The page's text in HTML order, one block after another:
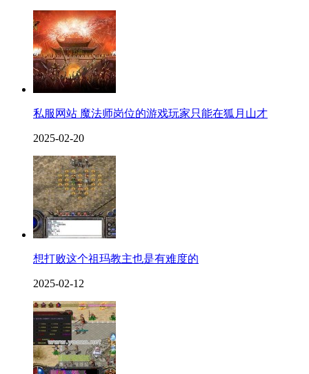
私服网站 魔法师岗位的游戏玩家只能在狐月山才
2025-02-20
想打败这个祖玛教主也是有难度的
2025-02-12